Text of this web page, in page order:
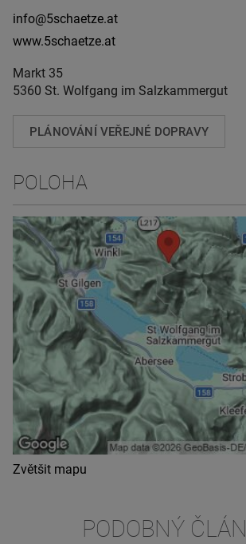
info@5schaetze.at
www.5schaetze.at
Markt 35
5360 St. Wolfgang im Salzkammergut
PLÁNOVÁNÍ VEŘEJNÉ DOPRAVY
POLOHA
Zvětšit mapu
PODOBNÝ